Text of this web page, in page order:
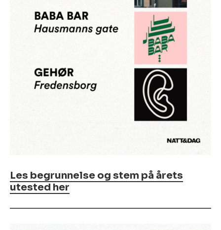
Les begrunnelse og stem på årets
utested her